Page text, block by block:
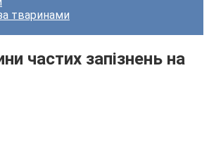
тваринами
частих запізнень на